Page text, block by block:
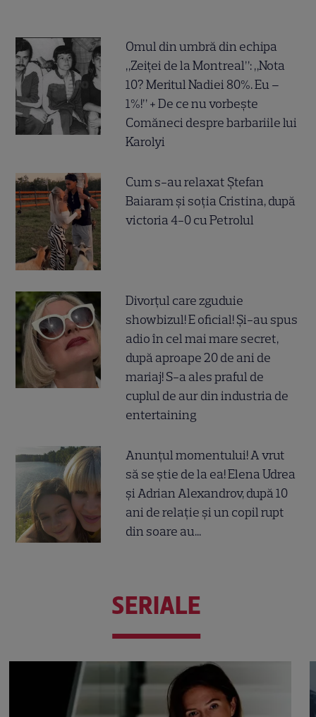
Omul din umbră din echipa
„Zeiței de la Montreal”: „Nota
10? Meritul Nadiei 80%. Eu –
1%!” + De ce nu vorbește
Comăneci despre barbariile lui
Karolyi
Cum s-au relaxat Ștefan
Baiaram și soția Cristina, după
victoria 4-0 cu Petrolul
Divorțul care zguduie
showbizul! E oficial! Și-au spus
adio în cel mai mare secret,
după aproape 20 de ani de
mariaj! S-a ales praful de
cuplul de aur din industria de
entertaining
Anunțul momentului! A vrut
să se știe de la ea! Elena Udrea
și Adrian Alexandrov, după 10
ani de relație și un copil rupt
din soare au...
SERIALE